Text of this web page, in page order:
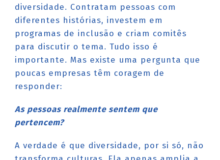
diversidade. Contratam pessoas com
diferentes histórias, investem em
programas de inclusão e criam comitês
para discutir o tema. Tudo isso é
importante. Mas existe uma pergunta que
poucas empresas têm coragem de
responder:
As pessoas realmente sentem que
pertencem?
A verdade é que diversidade, por si só, não